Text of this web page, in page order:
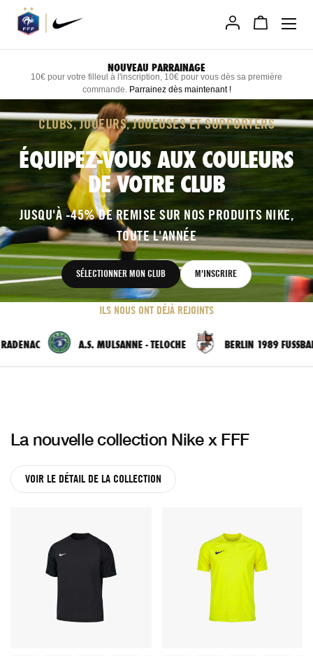
Allez
au
contenu
NOUVEAU PARRAINAGE
10€ pour votre filleul à l'inscription, 10€ pour vous dès sa première
commande. Parrainez dès maintenant !
CLUBS, JOUEURS, JOUEUSES ET SUPPORTERS
ÉQUIPEZ-VOUS AUX COULEURS
DE VOTRE CLUB
JUSQU'À -45% DE REMISE SUR NOS PRODUITS NIKE,
TOUTE L'ANNÉE
SÉLECTIONNER MON CLUB M'INSCRIRE
ILS NOUS ONT DÉJÀ REJOINTS
A.S. MULSANNE - TELOCHE BERLIN 1989 FUSSBALL
La nouvelle collection Nike x FFF
VOIR LE DÉTAIL DE LA COLLECTION